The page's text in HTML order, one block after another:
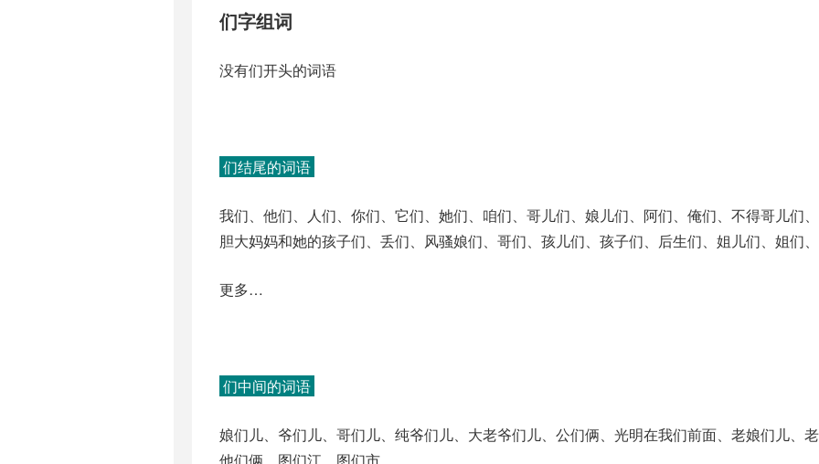
们字组词
没有们开头的词语
们结尾的词语
我们、他们、人们、你们、它们、她们、咱们、哥儿们、娘儿们、阿们、俺们、不得哥儿们
胆大妈妈和她的孩子们、丢们、风骚娘们、哥们、孩儿们、孩子们、后生们、姐儿们、姐们
更多…
们中间的词语
娘们儿、爷们儿、哥们儿、纯爷们儿、大老爷们儿、公们俩、光明在我们前面、老娘们儿、